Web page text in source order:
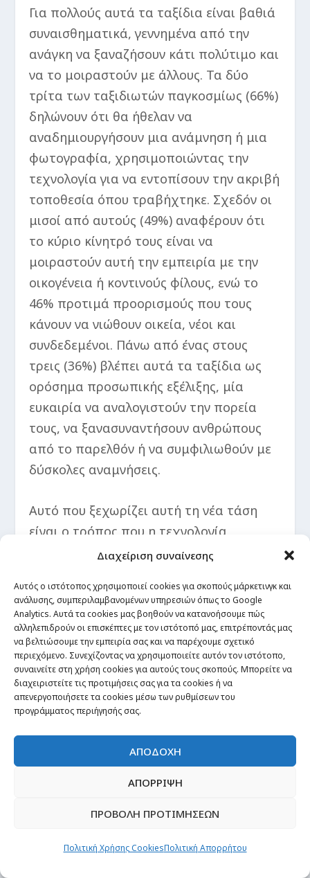
Διαχείριση συναίνεσης
Αυτός ο ιστότοπος χρησιμοποιεί cookies για σκοπούς μάρκετινγκ και
ανάλυσης, συμπεριλαμβανομένων υπηρεσιών όπως το Google
Analytics. Αυτά τα cookies μας βοηθούν να κατανοήσουμε πώς
αλληλεπιδρούν οι επισκέπτες με τον ιστότοπό μας, επιτρέποντάς μας
να βελτιώσουμε την εμπειρία σας και να παρέχουμε σχετικό
περιεχόμενο. Συνεχίζοντας να χρησιμοποιείτε αυτόν τον ιστότοπο,
συναινείτε στη χρήση cookies για αυτούς τους σκοπούς. Μπορείτε να
διαχειριστείτε τις προτιμήσεις σας για τα cookies ή να
απενεργοποιήσετε τα cookies μέσω των ρυθμίσεων του
προγράμματος περιήγησής σας.
ΑΠΟΔΟΧΗ
ΑΠΟΡΡΙΨΗ
ΠΡΟΒΟΛΗ ΠΡΟΤΙΜΗΣΕΩΝ
Πολιτική Χρήσης CookiesΠολιτική Απορρήτου
Για πολλούς αυτά τα ταξίδια είναι βαθιά
συναισθηματικά, γεννημένα από την
ανάγκη να ξαναζήσουν κάτι πολύτιμο και
να το μοιραστούν με άλλους. Τα δύο
τρίτα των ταξιδιωτών παγκοσμίως (66%)
δηλώνουν ότι θα ήθελαν να
αναδημιουργήσουν μια ανάμνηση ή μια
φωτογραφία, χρησιμοποιώντας την
τεχνολογία για να εντοπίσουν την ακριβή
τοποθεσία όπου τραβήχτηκε. Σχεδόν οι
μισοί από αυτούς (49%) αναφέρουν ότι
το κύριο κίνητρό τους είναι να
μοιραστούν αυτή την εμπειρία με την
οικογένεια ή κοντινούς φίλους, ενώ το
46% προτιμά προορισμούς που τους
κάνουν να νιώθουν οικεία, νέοι και
συνδεδεμένοι. Πάνω από ένας στους
τρεις (36%) βλέπει αυτά τα ταξίδια ως
ορόσημα προσωπικής εξέλιξης, μία
ευκαιρία να αναλογιστούν την πορεία
τους, να ξανασυναντήσουν ανθρώπους
από το παρελθόν ή να συμφιλιωθούν με
δύσκολες αναμνήσεις.
Αυτό που ξεχωρίζει αυτή τη νέα τάση
είναι ο τρόπος που η τεχνολογία
«ζωντανεύει» τη μνήμη. Πέρα από τη
την καινοτομία για να ανακαλύψουν τις
ρίζες τους, να συνδεθούν με
προηγούμενες γενιές μέσω αφήγησης
ιστοριών ή ακόμα και να δημιουργήσουν
φωτογραφίες για να τις μοιραστούν με
τρόπους που τους δίνουν την αίσθηση
του διαχρονικού και νέου.
Σύγχρονες Αποστολές για
ταξιδεύουμε. Τα ταξίδια δεν